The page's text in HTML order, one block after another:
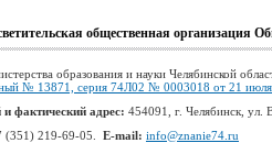
общественная организация
образования и науки Челябинской
№ 13871, серия 74Л02 № 0003018 от 21
фактический адрес: 454091, г. Челябинск, ул.
(351) 219-69-05. E-mail: info@znanie74.ru